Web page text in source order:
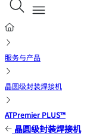
服务与产品
晶圆级封装焊接机
ATPremier PLUS™
晶圆级封装焊接机